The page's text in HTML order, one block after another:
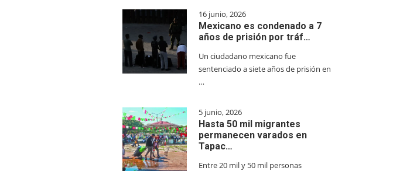
16 junio, 2026
Mexicano es condenado a 7
años de prisión por tráf…
Un ciudadano mexicano fue
sentenciado a siete años de prisión en
…
5 junio, 2026
Hasta 50 mil migrantes
permanecen varados en
Tapac…
Entre 20 mil y 50 mil personas